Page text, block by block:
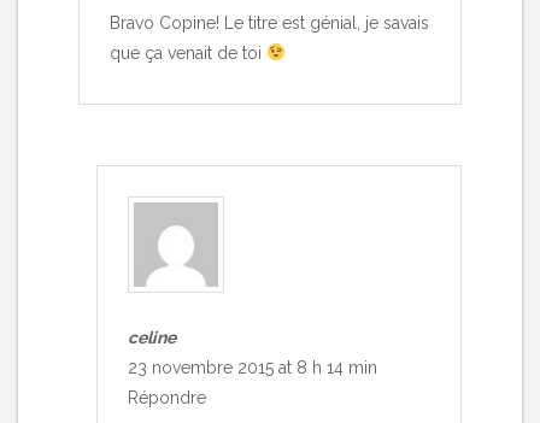
Bravo Copine! Le titre est génial, je savais
que ça venait de toi
celine
23 novembre 2015 at 8 h 14 min
Répondre